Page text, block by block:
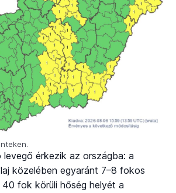
érkezik az országba: a
közelében egyaránt 7–8 fokos
40 fok körüli hőség helyét a